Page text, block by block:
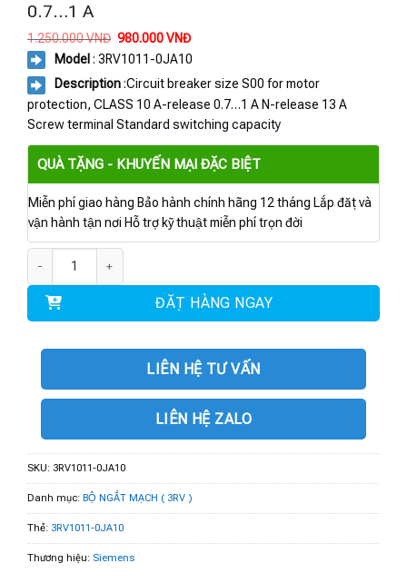
0.7…1 A
1.250.000VNĐ Giá
là:
1.250.000 VNĐ.
980.000VNĐGiá
tại
là:
980.000 VNĐ.
Model : 3RV1011-0JA10
Description:Circuit breaker size S00 for motor
protection, CLASS 10 A-release 0.7…1 A N-release 13 A
Screw terminal Standard switching capacity
QUÀ TẶNG - KHUYẾN MẠI ĐẶC BIỆT
Miễn phí giao hàng Bảo hành chính hãng 12 tháng Lắp đặt và
vận hành tận nơi Hỗ trợ kỹ thuật miễn phí trọn đời
ĐẶT HÀNG NGAY
LIÊN HỆ TƯ VẤN
LIÊN HỆ ZALO
SKU: 3RV1011-0JA10
Danh mục: BỘ NGẮT MẠCH ( 3RV )
Thẻ: 3RV1011-0JA10
Thương hiệu: Siemens